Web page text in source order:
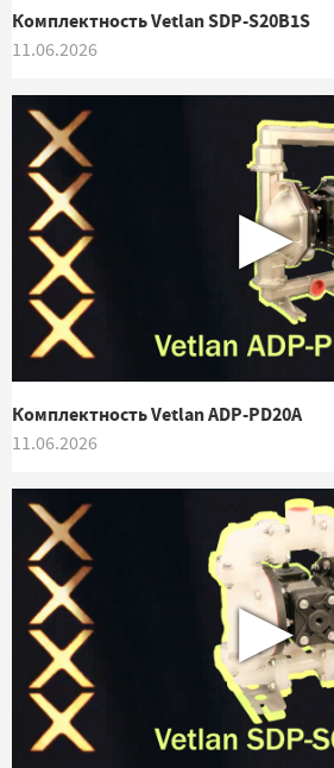
Комплектность Vetlan SDP-S20B1S
11.06.2026
▶
Комплектность Vetlan ADP-PD20A
11.06.2026
▶